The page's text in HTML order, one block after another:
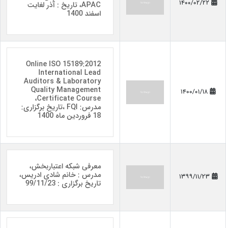
APAC، تاریخ : آذر لغایت
اسفند 1400
Online ISO 15189:2012
International Lead
Auditors & Laboratory
Quality Management
Certificate Course،
مدرس: FQI ،تاریخ برگزاری:
18 فروردین ماه 1400
معرفی شبکه اعتباربخش،
مدرس : خانم شادی ادریس،
تاریخ برگزاری : 99/11/23